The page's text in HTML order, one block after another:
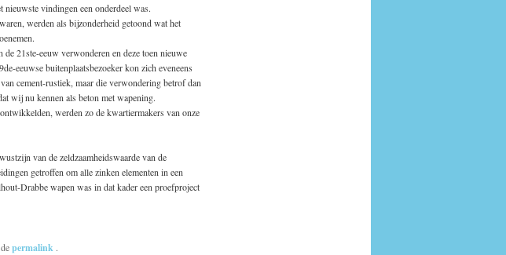
nieuwste vindingen een onderdeel was.
werden als bijzonderheid getoond wat het
21ste-eeuw verwonderen en deze toen nieuwe
eeuwse buitenplaatsbezoeker kon zich eveneens
cement-rustiek, maar die verwondering betrof dan
wij nu kennen als beton met wapening.
werden zo de kwartiermakers van onze
van de zeldzaamheidswaarde van de
getroffen om alle zinken elementen in een
Drabbe wapen was in dat kader een proefproject
permalink .